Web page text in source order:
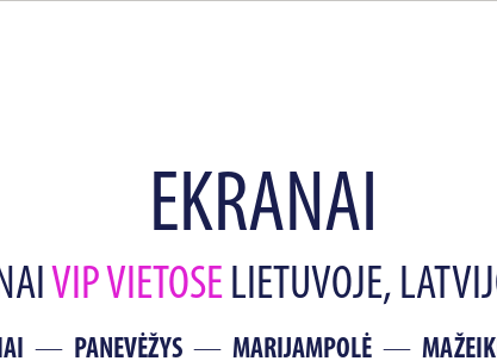
EKRANAI
VIP VIETOSE LIETUVOJE,
PANEVĖŽYS MARIJAMPOLĖ